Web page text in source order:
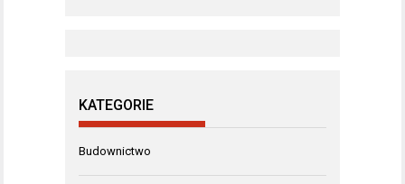
KATEGORIE
Budownictwo